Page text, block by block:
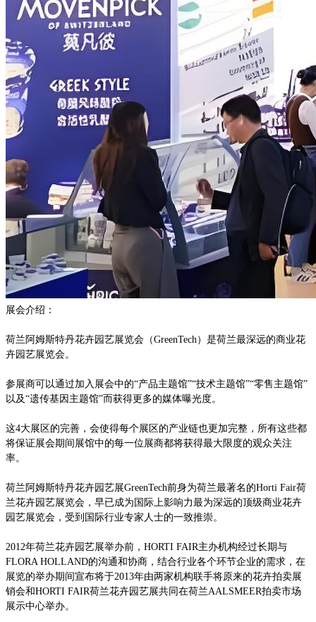
展会介绍：
荷兰阿姆斯特丹花卉园艺展览会（GreenTech）是荷兰最深远的商业花
卉园艺展览会。
参展商可以通过加入展会中的“产品主题馆”“技术主题馆”“零售主题馆”
以及“遗传基因主题馆”而获得更多的媒体曝光度。
这4大展区的完善，会使得每个展区的产业链也更加完整，所有这些都
将保证展会期间展馆中的每一位展商都将获得最大限度的观众关注
率。
荷兰阿姆斯特丹花卉园艺展GreenTech前身为荷兰最著名的Horti Fair荷
兰花卉园艺展览会，早已成为国际上影响力最为深远的顶级商业花卉
园艺展览会，受到国际行业专家人士的一致推崇。
2012年荷兰花卉园艺展举办前，HORTI FAIR主办机构经过长期与
FLORA HOLLAND的沟通和协商，结合行业各个环节企业的需求，在
展览的举办期间宣布将于2013年由两家机构联手将原来的花卉拍卖展
销会和HORTI FAIR荷兰花卉园艺展共同在荷兰AALSMEER拍卖市场
展示中心举办。